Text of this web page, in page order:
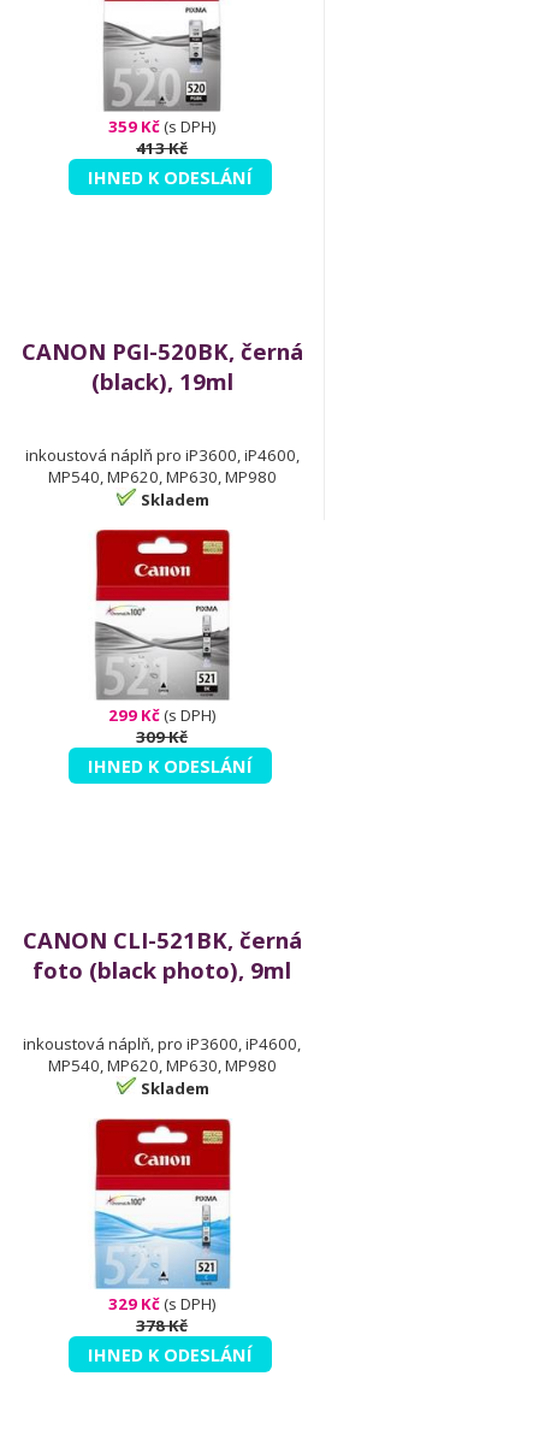
359 Kč(s DPH)
413 Kč
IHNED K ODESLÁNÍ
CANON PGI-520BK, černá
(black), 19ml
inkoustová náplň pro iP3600, iP4600,
MP540, MP620, MP630, MP980
Skladem
299 Kč(s DPH)
309 Kč
IHNED K ODESLÁNÍ
CANON CLI-521BK, černá
foto (black photo), 9ml
inkoustová náplň, pro iP3600, iP4600,
MP540, MP620, MP630, MP980
Skladem
329 Kč(s DPH)
378 Kč
IHNED K ODESLÁNÍ